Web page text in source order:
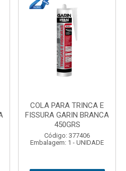
COLA PARA TRINCA E
FISSURA GARIN BRANCA
450GRS
Código: 377406
Embalagem: 1 - UNIDADE